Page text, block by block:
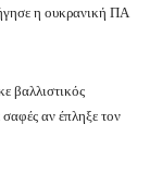
η ουκρανική ΠΑ
βαλλιστικός
αν έπληξε τον